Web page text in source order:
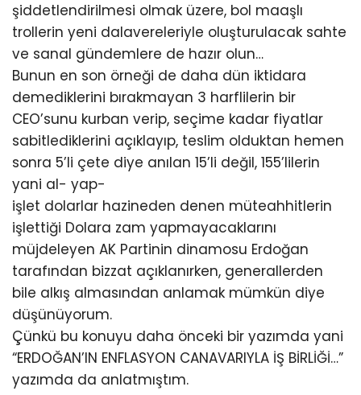
şiddetlendirilmesi olmak üzere, bol maaşlı
trollerin yeni dalavereleriyle oluşturulacak sahte
ve sanal gündemlere de hazır olun…
Bunun en son örneği de daha dün iktidara
demediklerini bırakmayan 3 harflilerin bir
CEO’sunu kurban verip, seçime kadar fiyatlar
sabitlediklerini açıklayıp, teslim olduktan hemen
sonra 5’li çete diye anılan 15’li değil, 155’lilerin
yani al- yap-
işlet dolarlar hazineden denen müteahhitlerin
işlettiği Dolara zam yapmayacaklarını
müjdeleyen AK Partinin dinamosu Erdoğan
tarafından bizzat açıklanırken, generallerden
bile alkış almasından anlamak mümkün diye
düşünüyorum.
Çünkü bu konuyu daha önceki bir yazımda yani
“ERDOĞAN’IN ENFLASYON CANAVARIYLA İŞ BİRLİĞİ…”
yazımda da anlatmıştım.